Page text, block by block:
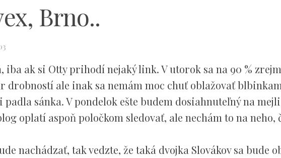
Brno..
iba ak si Otty prihodí nejaký link. V utorok sa na 90 %
drobností ale inak sa nemám moc chuť oblažovať
padla sánka. V pondelok ešte budem dosiahnuteľný na
oplatí aspoň poločkom sledovať, ale nechám to na neho,
nachádzať, tak vedzte, že taká dvojka Slovákov sa bude